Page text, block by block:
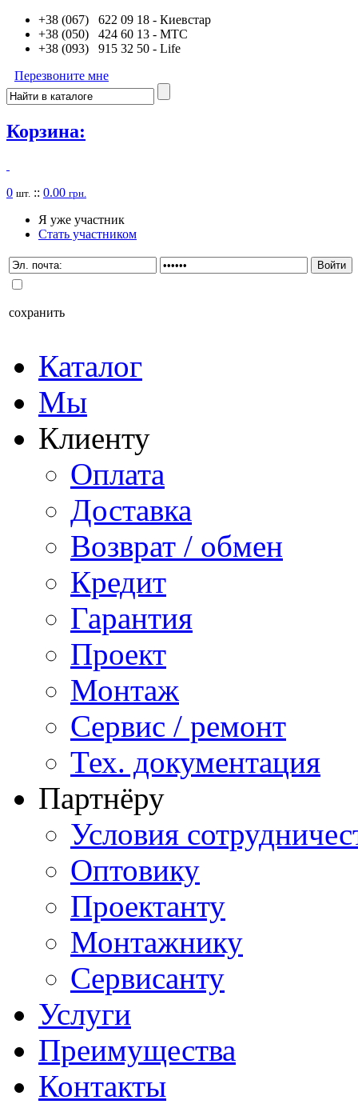
+38 (067) 622 09 18 - Киевстар
+38 (050) 424 60 13 - MTC
+38 (093) 915 32 50 - Life
Перезвоните мне
Корзина:
0 шт. :: 0.00 грн.
Я уже участник
Стать участником
сохранить
Каталог
Мы
Клиенту
Оплата
Доставка
Возврат / обмен
Кредит
Гарантия
Проект
Монтаж
Сервис / ремонт
Тех. документация
Партнёру
Условия
Оптовику
Проектанту
Монтажнику
Сервисанту
Услуги
Преимущества
Контакты